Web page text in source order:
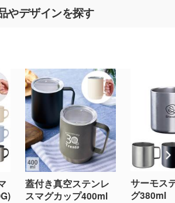
やデザインを探す
蓋付き真空ステンレ
スマグカップ400ml
サーモス
グ380ml